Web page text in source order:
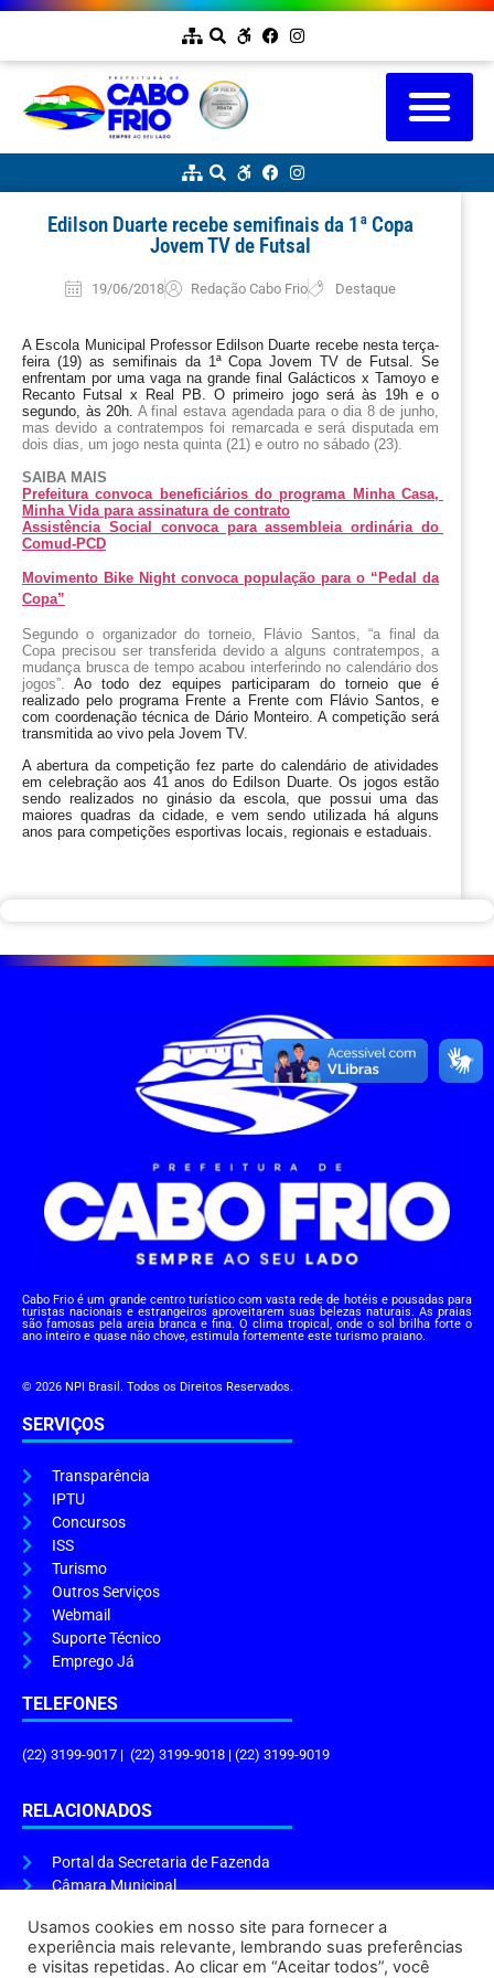
Edilson Duarte recebe semifinais da 1ª Copa
Jovem TV de Futsal
19/06/2018 Redação Cabo Frio Destaque
A Escola Municipal Professor Edilson Duarte recebe nesta terça-
feira (19) as semifinais da 1ª Copa Jovem TV de Futsal. Se
enfrentam por uma vaga na grande final Galácticos x Tamoyo e
Recanto Futsal x Real PB. O primeiro jogo será às 19h e o
segundo, às 20h. A final estava agendada para o dia 8 de junho,
mas devido a contratempos foi remarcada e será disputada em
dois dias, um jogo nesta quinta (21) e outro no sábado (23).
SAIBA MAIS
Prefeitura convoca beneficiários do programa Minha Casa,
Minha Vida para assinatura de contrato
Assistência Social convoca para assembleia ordinária do
Comud-PCD
Movimento Bike Night convoca população para o “Pedal da
Copa”
Segundo o organizador do torneio, Flávio Santos, “a final da
Copa precisou ser transferida devido a alguns contratempos, a
mudança brusca de tempo acabou interferindo no calendário dos
jogos”. Ao todo dez equipes participaram do torneio que é
realizado pelo programa Frente a Frente com Flávio Santos, e
com coordenação técnica de Dário Monteiro. A competição será
transmitida ao vivo pela Jovem TV.
A abertura da competição fez parte do calendário de atividades
em celebração aos 41 anos do Edilson Duarte. Os jogos estão
sendo realizados no ginásio da escola, que possui uma das
maiores quadras da cidade, e vem sendo utilizada há alguns
anos para competições esportivas locais, regionais e estaduais.
Cabo Frio é um grande centro turístico com vasta rede de hotéis e pousadas para
turistas nacionais e estrangeiros aproveitarem suas belezas naturais. As praias
são famosas pela areia branca e fina. O clima tropical, onde o sol brilha forte o
ano inteiro e quase não chove, estimula fortemente este turismo praiano.
© 2026 NPI Brasil. Todos os Direitos Reservados.
SERVIÇOS
Transparência
IPTU
Concursos
ISS
Turismo
Outros Serviços
Webmail
Suporte Técnico
Emprego Já
TELEFONES
(22) 3199-9017 | (22) 3199-9018 | (22) 3199-9019
RELACIONADOS
Portal da Secretaria de Fazenda
Câmara Municipal
ENDEREÇO E HORÁRIO
Usamos cookies em nosso site para fornecer a
experiência mais relevante, lembrando suas preferências
e visitas repetidas. Ao clicar em “Aceitar todos”, você